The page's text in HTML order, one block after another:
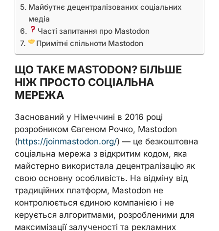
Майбутнє децентралізованих соціальних
медіа
Часті запитання про Mastodon
Примітні спільноти Mastodon
ЩО ТАКЕ MASTODON? БІЛЬШЕ
НІЖ ПРОСТО СОЦІАЛЬНА
МЕРЕЖА
Заснований у Німеччині в 2016 році
розробником Євгеном Рочко, Mastodon
(https://joinmastodon.org/) — це безкоштовна
соціальна мережа з відкритим кодом, яка
майстерно використала децентралізацію як
свою основну особливість. На відміну від
традиційних платформ, Mastodon не
контролюється єдиною компанією і не
керується алгоритмами, розробленими для
максимізації залученості та рекламних